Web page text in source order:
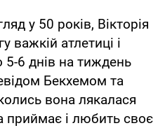
у 50 років, Вікторія
важкій атлетиці і
5-6 днів на тиждень
Бекхемом та
вона лякалася
приймає і любить своє